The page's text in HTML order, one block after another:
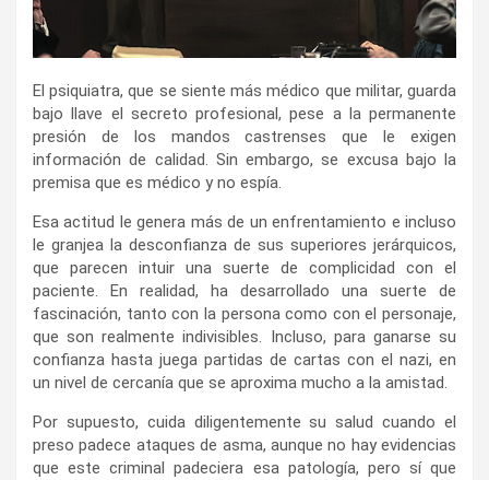
El psiquiatra, que se siente más médico que militar, guarda
bajo llave el secreto profesional, pese a la permanente
presión de los mandos castrenses que le exigen
información de calidad. Sin embargo, se excusa bajo la
premisa que es médico y no espía.
Esa actitud le genera más de un enfrentamiento e incluso
le granjea la desconfianza de sus superiores jerárquicos,
que parecen intuir una suerte de complicidad con el
paciente. En realidad, ha desarrollado una suerte de
fascinación, tanto con la persona como con el personaje,
que son realmente indivisibles. Incluso, para ganarse su
confianza hasta juega partidas de cartas con el nazi, en
un nivel de cercanía que se aproxima mucho a la amistad.
Por supuesto, cuida diligentemente su salud cuando el
preso padece ataques de asma, aunque no hay evidencias
que este criminal padeciera esa patología, pero sí que